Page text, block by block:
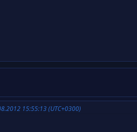
15:55:13 (UTC+0300)